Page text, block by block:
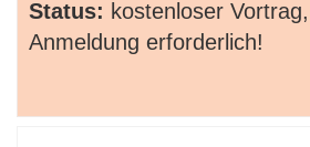
Status: kostenloser
Anmeldung erforderlich!